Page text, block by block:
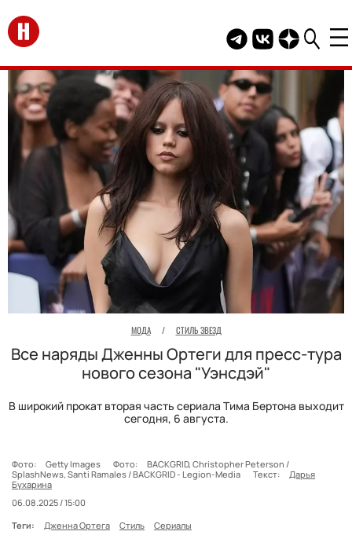
Перейти на главную
Telegram канал
Группа HELLO
Канал
МОДА / СТИЛЬ ЗВЕЗД
Все наряды Дженны Ортеги для пресс-тура
нового сезона "Уэнсдэй"
В широкий прокат вторая часть сериала Тима Бертона выходит
сегодня, 6 августа.
Фото: Getty Images Фото:
BACKGRID, Christopher Peterson /
SplashNews, Santi Ramales / BACKGRID - Legion-Media
Текст:
Дарья
Бухарина
06.08.2025 / 15:00
Теги:
Дженна Ортега Стиль Сериалы